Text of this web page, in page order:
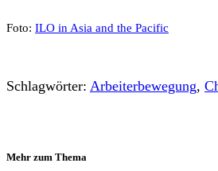
Foto: ILO in Asia and the Pacific
Schlagwörter: Arbeiterbewegung,
Mehr zum Thema